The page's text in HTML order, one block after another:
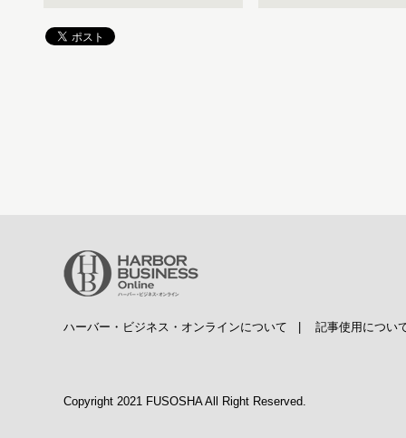
ハーバー・ビジネス・オンラインについて 記事使用につい
Copyright 2021 FUSOSHA All Right Reserved.